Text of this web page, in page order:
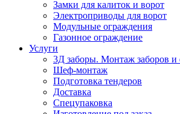
Замки для калиток и ворот
Электроприводы для ворот
Модульные ограждения
Газонное ограждение
Услуги
3Д заборы. Монтаж заборов и
Шеф-монтаж
Подготовка тендеров
Доставка
Спецупаковка